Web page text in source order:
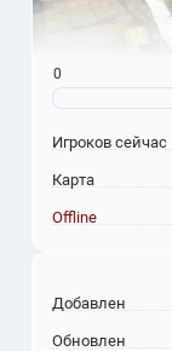
0
Игроков сейчас
Карта
Offline
Добавлен
Обновлен